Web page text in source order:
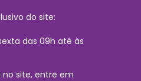
do site:
das 09h até às
site, entre em